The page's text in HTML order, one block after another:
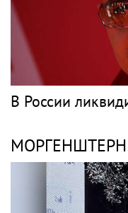
В России
МОРГЕНШТЕРН